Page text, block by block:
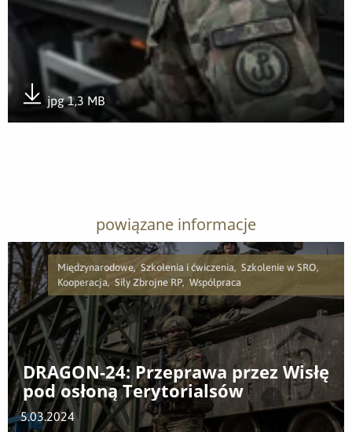
jpg 1,3 MB
Pobierz załącznik
powiązane informacje
Międzynarodowe, Szkolenia i ćwiczenia, Szkolenie w SRO,
Kooperacja, Siły Zbrojne RP, Współpraca
DRAGON-24: Przeprawa przez Wisłę
pod osłoną Terytorialsów
5.03.2024